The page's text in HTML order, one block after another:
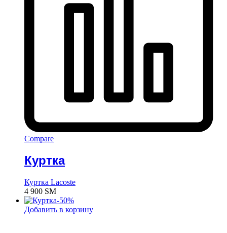
Compare
Куртка
Куртка Lacoste
4 900 ЅМ
-50%
Добавить в корзину